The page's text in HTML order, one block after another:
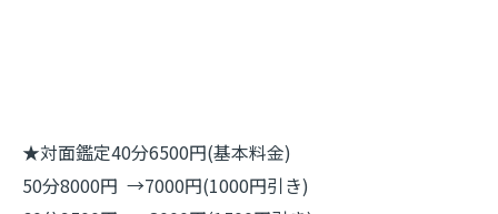
★対面鑑定40分6500円(基本料金)
50分8000円 →7000円(1000円引き)